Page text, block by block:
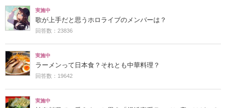
実施中
歌が上手だと思うホロライブのメンバーは？
回答数：23836
実施中
ラーメンって日本食？それとも中華料理？
回答数：19642
実施中